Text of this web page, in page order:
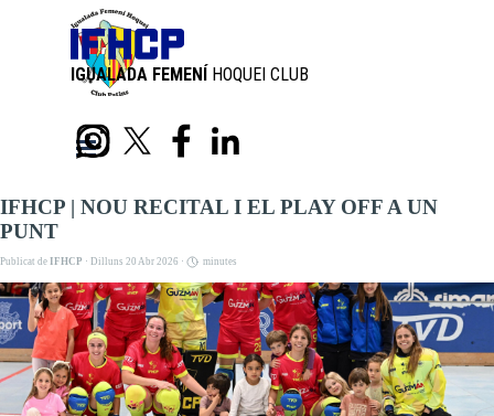
Aneu al Contingut
IGUALADA FEMENÍ HOQUEI CLUB
PATINS
Skip menu
IFHCP | NOU RECITAL I EL PLAY OFF A UN
PUNT
Publicat de IFHCP · Dilluns 20 Abr 2026 · minutes